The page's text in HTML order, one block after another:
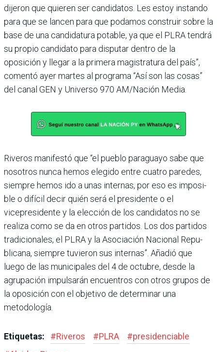
dije­ron que quieren ser candida­tos. Les estoy instando
para que se lancen para que poda­mos construir sobre la
base de una candidatura potable, ya que el PLRA tendrá
su pro­pio candidato para disputar dentro de la
oposición y llegar a la primera magistratura del país”,
comentó ayer martes al programa “Así son las cosas”
del canal GEN y Universo 970 AM/Nación Media.
Riveros manifestó que “el pueblo paraguayo sabe que
nosotros nunca hemos ele­gido entre cuatro paredes,
siempre hemos ido a unas internas, por eso es imposi­
ble o difícil decir quién será el presidente o el
vicepresidente y la elección de los candidatos no se
realiza como se da en otros partidos. Los dos parti­dos
tradicionales, el PLRA y la Asociación Nacional Repu­
blicana, siempre tuvieron sus internas”. Añadió que
luego de las municipales del 4 de octubre, desde la
agrupación impulsarán encuentros con otros grupos de
la oposición con el objetivo de determinar una
metodología.
Etiquetas: #Riveros #PLRA #presidenciable